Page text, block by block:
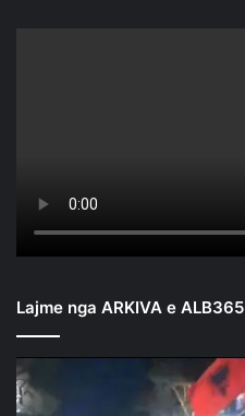
Lajme nga ARKIVA e ALB365
Mbyllen
fjalimet